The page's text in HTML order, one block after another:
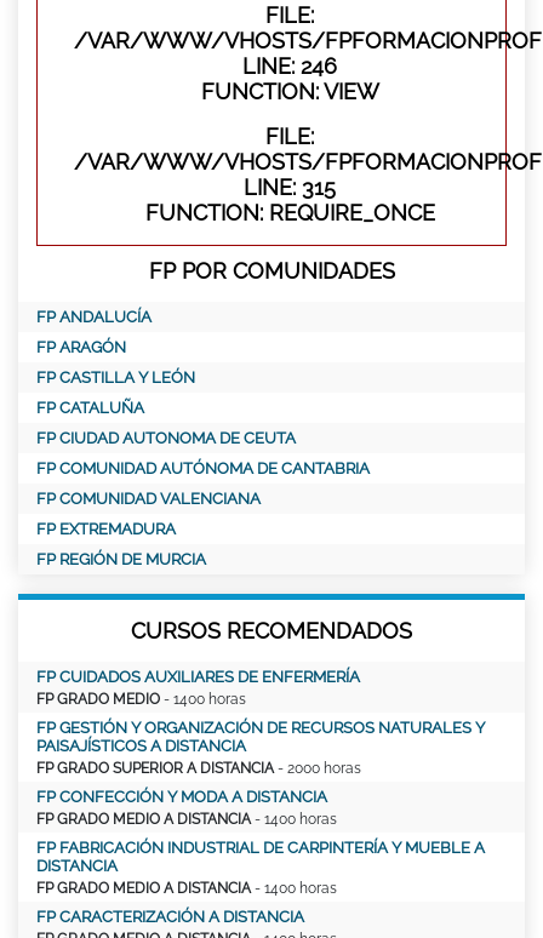
FILE:
/VAR/WWW/VHOSTS/
LINE: 246
FUNCTION: VIEW
FILE:
/VAR/WWW/VHOSTS/
LINE: 315
FUNCTION: REQUIRE_ONCE
FP POR COMUNIDADES
FP ANDALUCÍA
FP ARAGÓN
FP CASTILLA Y LEÓN
FP CATALUÑA
FP CIUDAD AUTONOMA DE CEUTA
FP COMUNIDAD AUTÓNOMA DE CANTABRIA
FP COMUNIDAD VALENCIANA
FP EXTREMADURA
FP REGIÓN DE MURCIA
CURSOS RECOMENDADOS
FP CUIDADOS AUXILIARES DE ENFERMERÍA
FP GRADO MEDIO - 1400 horas
FP GESTIÓN Y ORGANIZACIÓN DE RECURSOS NATURALES Y
PAISAJÍSTICOS A DISTANCIA
FP GRADO SUPERIOR A DISTANCIA - 2000 horas
FP CONFECCIÓN Y MODA A DISTANCIA
FP GRADO MEDIO A DISTANCIA - 1400 horas
FP FABRICACIÓN INDUSTRIAL DE CARPINTERÍA Y MUEBLE A
DISTANCIA
FP GRADO MEDIO A DISTANCIA - 1400 horas
FP CARACTERIZACIÓN A DISTANCIA